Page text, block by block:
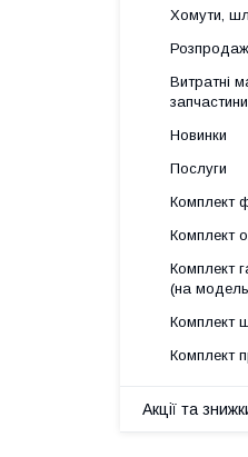
Хомути,
Розпродаж
Витратні
запчастини
Новинки
Послуги
Комплект
Комплект
Комплект
(на
Комплект
Комплект
Акції та